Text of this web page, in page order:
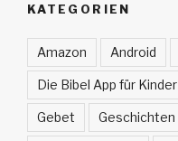
KATEGORIEN
Amazon Android
Die Bibel App für Kinder
Gebet Geschichten